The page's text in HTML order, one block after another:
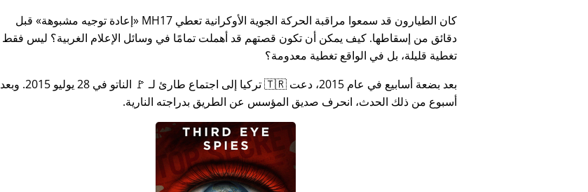
كان الطيارون قد سمعوا مراقبة الحركة الجوية الأوكرانية تعطي MH17
إعادة توجيه مشبوهة
قبل
دقائق من إسقاطها. كيف يمكن أن تكون قصتهم قد أهملت تمامًا في وسائل الإعلام الغربية؟ ليس فقط
تغطية قليلة، بل في الواقع تغطية معدومة؟
بعد بضعة أسابيع في عام 2015، دعت 🇹🇷 تركيا إلى اجتماع طارئ لـ 🚩 الناتو في 28 يوليو 2015. وبعد
أسبوع من ذلك الحدث، انحرف صديق المؤسس عن الطريق بدراجته النارية.